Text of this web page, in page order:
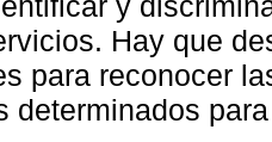
Hay que
para reconocer
determinados